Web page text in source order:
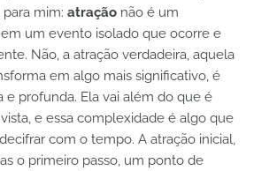
mim: atração não é um
um evento isolado que ocorre e
Não, a atração verdadeira, aquela
em algo mais significativo, é
e profunda. Ela vai além do que é
e essa complexidade é algo que
com o tempo. A atração inicial,
o primeiro passo, um ponto de